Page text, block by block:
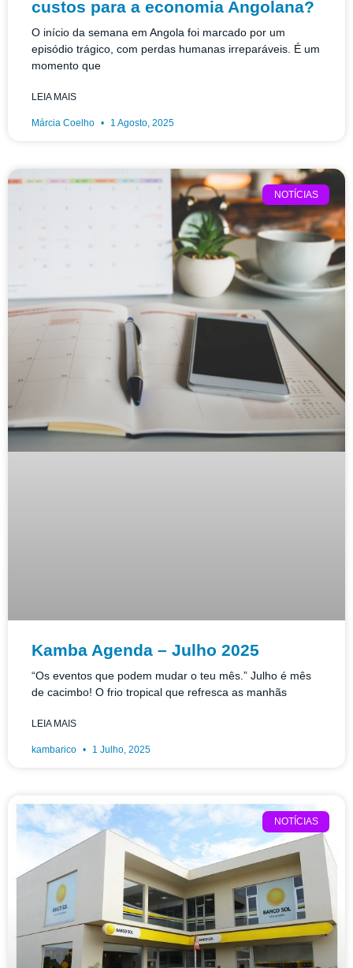
custos para a economia Angolana?
O início da semana em Angola foi marcado por um
episódio trágico, com perdas humanas irreparáveis. É um
momento que
LEIA MAIS
Márcia Coelho 1 Agosto, 2025
NOTÍCIAS
Kamba Agenda – Julho 2025
“Os eventos que podem mudar o teu mês.” Julho é mês
de cacimbo! O frio tropical que refresca as manhãs
LEIA MAIS
kambarico 1 Julho, 2025
NOTÍCIAS